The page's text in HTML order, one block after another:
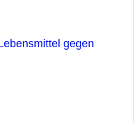
gegen